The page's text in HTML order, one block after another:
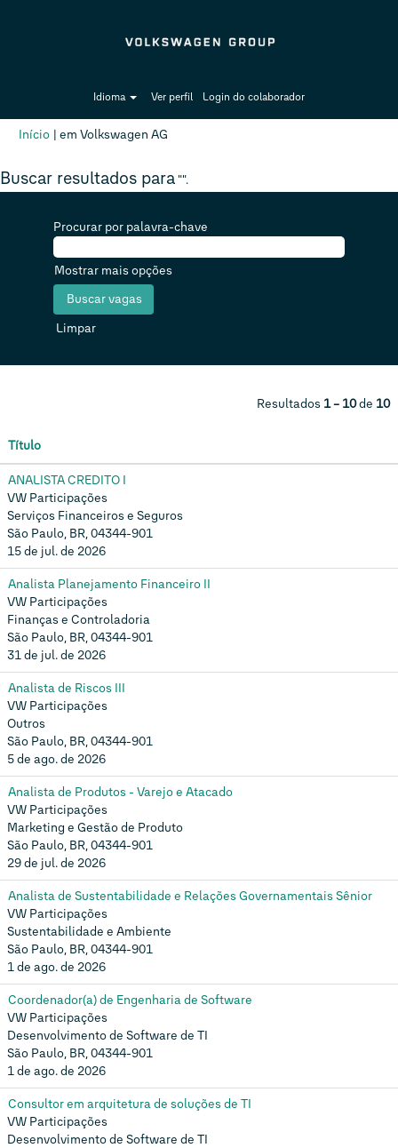
Idioma Ver perfil Login do colaborador
Início | em Volkswagen AG
Buscar resultados para "".
Procurar por palavra-chave
Mostrar mais opções
Limpar
Resultados 1 – 10de 10
Título
ANALISTA CREDITO I
VW Participações
Serviços Financeiros e Seguros
São Paulo, BR, 04344-901
15 de jul. de 2026
Analista Planejamento Financeiro II
VW Participações
Finanças e Controladoria
São Paulo, BR, 04344-901
31 de jul. de 2026
Analista de Riscos III
VW Participações
Outros
São Paulo, BR, 04344-901
5 de ago. de 2026
Analista de Produtos - Varejo e Atacado
VW Participações
Marketing e Gestão de Produto
São Paulo, BR, 04344-901
29 de jul. de 2026
Analista de Sustentabilidade e Relações Governamentais Sênior
VW Participações
Sustentabilidade e Ambiente
São Paulo, BR, 04344-901
1 de ago. de 2026
Coordenador(a) de Engenharia de Software
VW Participações
Desenvolvimento de Software de TI
São Paulo, BR, 04344-901
1 de ago. de 2026
Consultor em arquitetura de soluções de TI
VW Participações
Desenvolvimento de Software de TI